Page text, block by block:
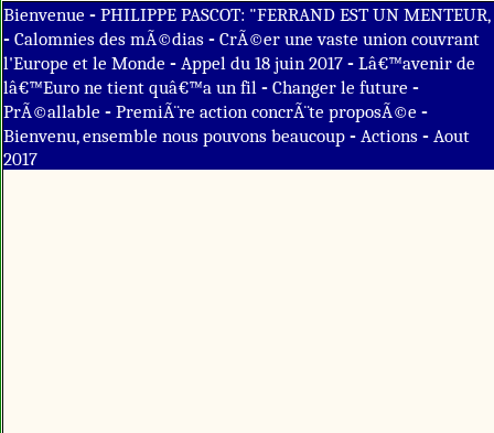
Bienvenue-PHILIPPE PASCOT: "FERRAND EST UN MENTEUR,
-Calomnies des mÃ©dias-CrÃ©er une vaste union couvrant
l'Europe et le Monde-Appel du 18 juin 2017-Lâ€™avenir de
lâ€™Euro ne tient quâ€™a un fil-Changer le future-
PrÃ©allable-PremiÃ¨re action concrÃ¨te proposÃ©e-
Bienvenu, ensemble nous pouvons beaucoup-Actions-Aout
2017